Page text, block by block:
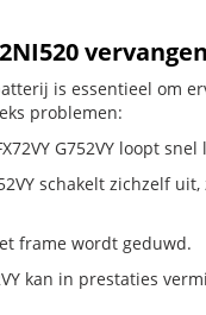
is essentieel om
problemen:
G752VY loopt
schakelt zichzelf
frame wordt geduwd.
kan in prestaties